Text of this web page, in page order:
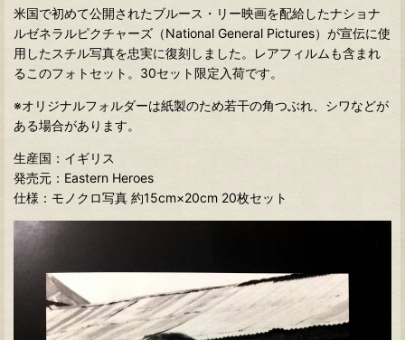
米国で初めて公開されたブルース・リー映画を配給したナショナ
ルゼネラルピクチャーズ（National General Pictures）が宣伝に使
用したスチル写真を忠実に復刻しました。レアフィルムも含まれ
るこのフォトセット。30セット限定入荷です。
※オリジナルフォルダーは紙製のため若干の角つぶれ、シワなどが
ある場合があります。
生産国：イギリス
発売元：Eastern Heroes
仕様：モノクロ写真 約15cm×20cm 20枚セット